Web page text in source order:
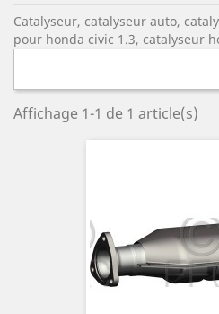
Catalyseur, catalyseur auto,
pour honda civic 1.3, catalyseur
Affichage 1-1 de 1 article(s)